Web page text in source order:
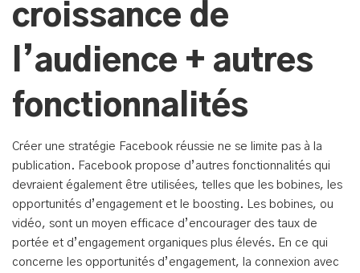
croissance de
l’audience + autres
fonctionnalités
Créer une stratégie Facebook réussie ne se limite pas à la
publication. Facebook propose d’autres fonctionnalités qui
devraient également être utilisées, telles que les bobines, les
opportunités d’engagement et le boosting. Les bobines, ou
vidéo, sont un moyen efficace d’encourager des taux de
portée et d’engagement organiques plus élevés. En ce qui
concerne les opportunités d’engagement, la connexion avec